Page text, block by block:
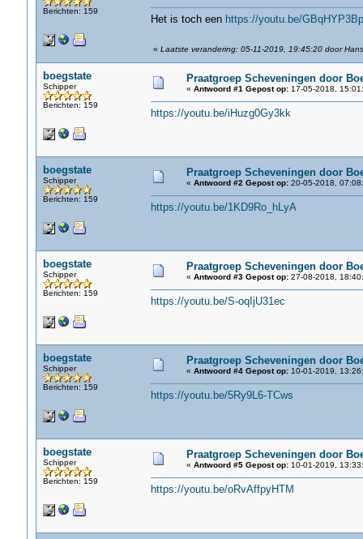
Berichten: 159
Het is toch een https://youtu.be/
« Laatste verandering: 05-11-2019, 19:45:20 door Hans
boegstate
Schipper
Berichten: 159
Praatgroep Scheveningen door
« Antwoord #1 Gepost op:17-05-2018,
https://youtu.be/iHuzg0Gy3kk
boegstate
Schipper
Berichten: 159
Praatgroep Scheveningen door
« Antwoord #2 Gepost op:20-05-2018,
https://youtu.be/1KD9Ro_hLyA
boegstate
Schipper
Berichten: 159
Praatgroep Scheveningen door
« Antwoord #3 Gepost op:27-08-2018,
https://youtu.be/S-oqIjU31ec
boegstate
Schipper
Berichten: 159
Praatgroep Scheveningen door
« Antwoord #4 Gepost op:10-01-2019,
https://youtu.be/5Ry9L6-TCws
boegstate
Schipper
Berichten: 159
Praatgroep Scheveningen door
« Antwoord #5 Gepost op:10-01-2019,
https://youtu.be/oRvAffpyHTM